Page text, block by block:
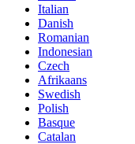
Italian
Danish
Romanian
Indonesian
Czech
Afrikaans
Swedish
Polish
Basque
Catalan